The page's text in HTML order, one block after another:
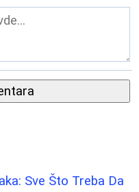
Sve Što Treba Da